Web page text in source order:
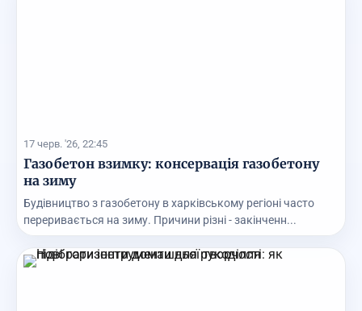
17 черв. '26, 22:45
Газобетон взимку: консервація газобетону
на зиму
Будівництво з газобетону в харківському регіоні часто
переривається на зиму. Причини різні - закінченн...